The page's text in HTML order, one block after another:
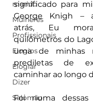
marido
Mulheres
Profissionais
Elogios
Elogiar
Dizer
Salomão
significado para
George Knigh –
atrás, Eu
quilômetros do
uma de minhas
prediletas de
caminhar ao longo
Foi numa dessas